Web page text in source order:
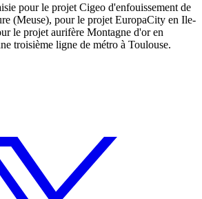
pour le projet Cigeo d'enfouissement de
(Meuse), pour le projet EuropaCity en Ile-
le projet aurifère Montagne d'or en
troisième ligne de métro à Toulouse.